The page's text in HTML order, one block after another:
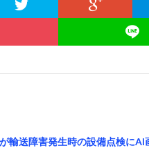
輸送障害発生時の設備点検にAI